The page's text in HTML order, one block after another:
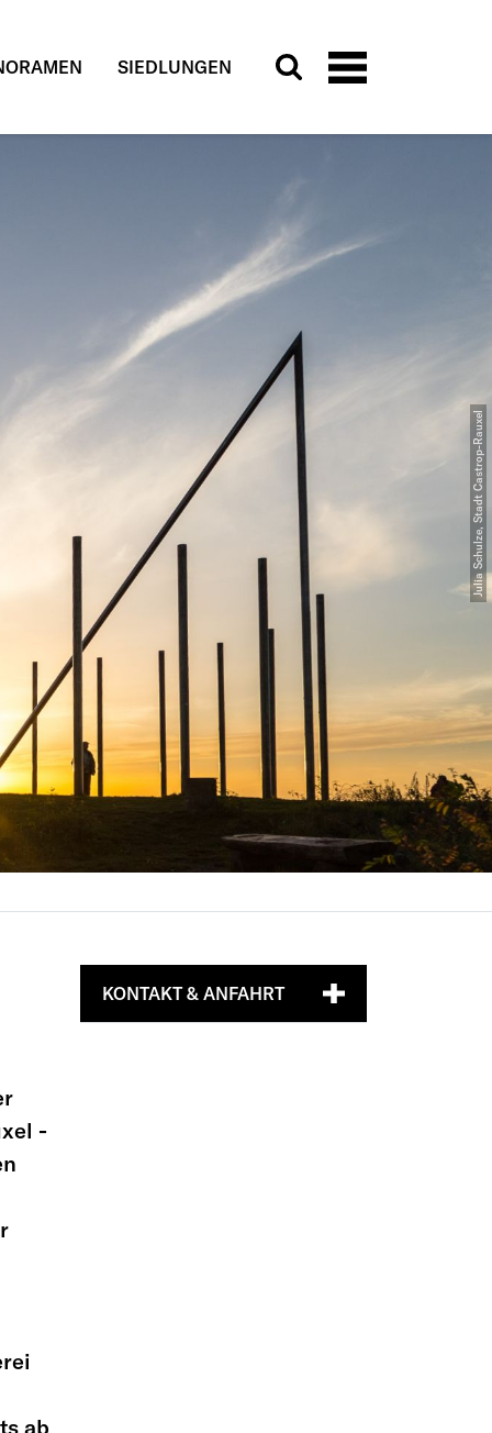
SIEDLUNGEN
-
ab
KONTAKT & ANFAHRT